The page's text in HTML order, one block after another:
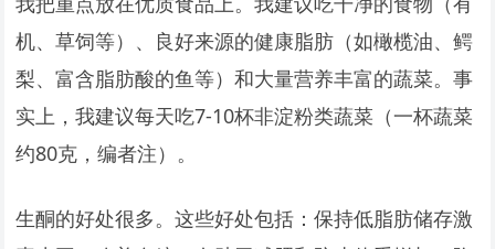
机、草饲等）、良好来源的健康脂肪（如橄榄油、鳄
梨、富含脂肪酸的鱼等）和大量营养丰富的蔬菜。事
实上，我建议每天吃7-10杯非淀粉类蔬菜（一杯蔬菜
约80克，编者注）。
生酮的好处很多。这些好处包括：保持低脂肪储存激